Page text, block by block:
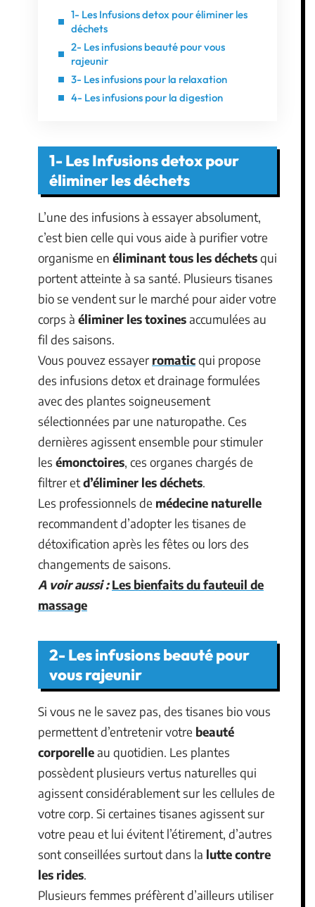
1- Les Infusions detox pour éliminer les
déchets
2- Les infusions beauté pour vous
rajeunir
3- Les infusions pour la relaxation
4- Les infusions pour la digestion
1- Les Infusions detox pour
éliminer les déchets
L’une des infusions à essayer absolument,
c’est bien celle qui vous aide à purifier votre
organisme en éliminant tous les déchetsqui
portent atteinte à sa santé. Plusieurs tisanes
bio se vendent sur le marché pour aider votre
corps à éliminer les toxinesaccumulées au
fil des saisons.
Vous pouvez essayer romaticqui propose
des infusions detox et drainage formulées
avec des plantes soigneusement
sélectionnées par une naturopathe. Ces
dernières agissent ensemble pour stimuler
les émonctoires, ces organes chargés de
filtrer etd’éliminer les déchets.
Les professionnels de médecine naturelle
recommandent d’adopter les tisanes de
détoxification après les fêtes ou lors des
changements de saisons.
A voir aussi : Les bienfaits du fauteuil de
massage
2- Les infusions beauté pour
vous rajeunir
Si vous ne le savez pas, des tisanes bio vous
permettent d’entretenir votre beauté
corporelleau quotidien. Les plantes
possèdent plusieurs vertus naturelles qui
agissent considérablement sur les cellules de
votre corp. Si certaines tisanes agissent sur
votre peau et lui évitent l’étirement, d’autres
sont conseillées surtout dans la lutte contre
les rides.
Plusieurs femmes préfèrent d’ailleurs utiliser